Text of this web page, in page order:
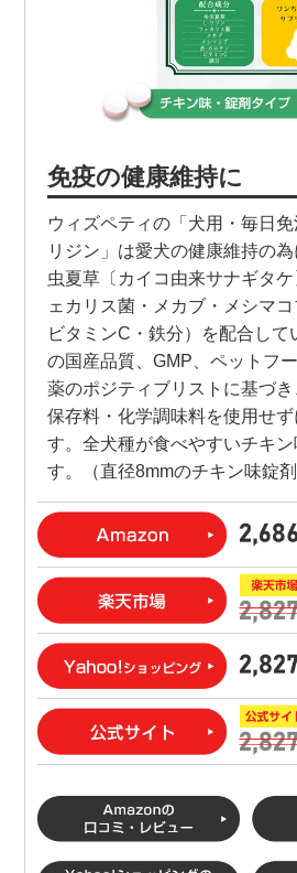
免疫の健康維持に
ウィズペティの「犬用・毎日
リジン」は愛犬の健康維持の
虫夏草〔カイコ由来サナギタ
ェカリス菌・メカブ・メシマコ
ビタミンC・鉄分）を配合して
の国産品質、GMP、ペットフ
薬のポジティブリストに基づき
保存料・化学調味料を使用せず
す。全犬種が食べやすいチキ
す。（直径8mmのチキン味錠剤